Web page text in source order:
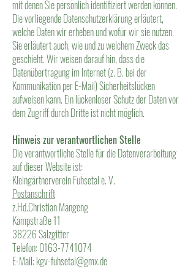
mit denen Sie persönlich identifiziert werden können.
Die vorliegende Datenschutzerklärung erläutert,
welche Daten wir erheben und wofür wir sie nutzen.
Sie erläutert auch, wie und zu welchem Zweck das
geschieht. Wir weisen darauf hin, dass die
Datenübertragung im Internet (z. B. bei der
Kommunikation per E-Mail) Sicherheitslücken
aufweisen kann. Ein lückenloser Schutz der Daten vor
dem Zugriff durch Dritte ist nicht möglich.
Hinweis zur verantwortlichen Stelle
Die verantwortliche Stelle für die Datenverarbeitung
auf dieser Website ist:
Kleingärtnerverein Fuhsetal e. V.
Postanschrift
z.Hd.Christian Mangeng
Kampstraße 11
38226 Salzgitter
Telefon: 0163-7741074
E-Mail: kgv-fuhsetal@gmx.de